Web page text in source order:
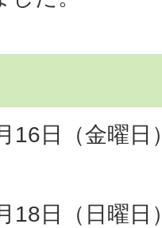
16日（金曜日
18日（日曜日